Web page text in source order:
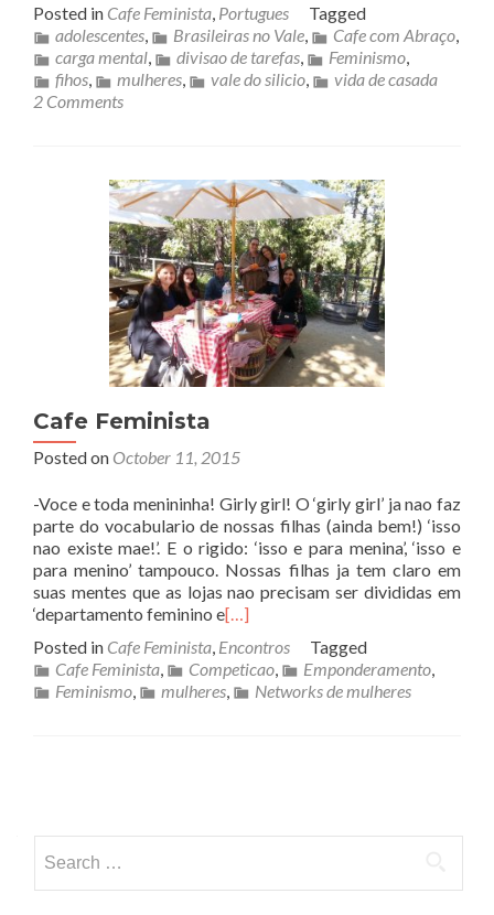
Posted in Cafe Feminista, Portugues
Tagged
adolescentes, Brasileiras no Vale, Cafe com Abraço,
carga mental, divisao de tarefas, Feminismo,
fihos, mulheres, vale do silicio,
vida de casada
2 Comments
Cafe Feminista
Posted on October 11, 2015
-Voce e toda menininha! Girly girl! O ‘girly girl’ ja nao faz
parte do vocabulario de nossas filhas (ainda bem!) ‘isso
nao existe mae!’. E o rigido: ‘isso e para menina’, ‘isso e
para menino’ tampouco. Nossas filhas ja tem claro em
suas mentes que as lojas nao precisam ser divididas em
‘departamento feminino e[…]
Posted in Cafe Feminista Encontros
Tagged
Cafe Feminista
Competicao Emponderamento
Feminismo
mulheres Networks de mulheres